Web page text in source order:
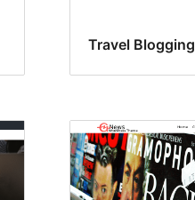
Travel Blogging